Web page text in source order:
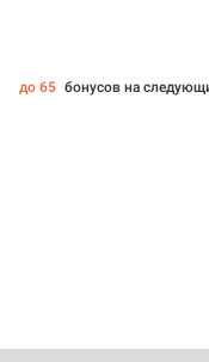
до 65 бонусов на